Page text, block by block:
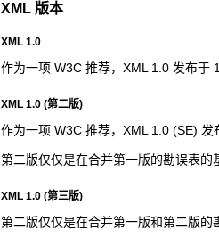
XML 版本
XML 1.0
作为一项 W3C 推荐，XML 1.0 发布于
XML 1.0 (第二版)
作为一项 W3C 推荐，XML 1.0 (SE)
第二版仅仅是在合并第一版的勘误表
XML 1.0 (第三版)
第二版仅仅是在合并第一版和第二版